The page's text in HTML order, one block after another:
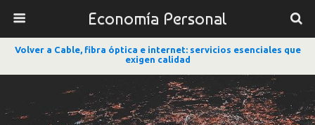
Economía Personal
Volver a Cable, fibra óptica e internet: servicios esenciales que
exigen calidad